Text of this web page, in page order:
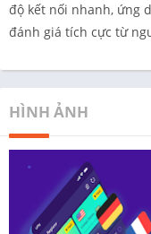
độ kết nối nhanh, ứng
đánh giá tích cực từ
HÌNH ẢNH